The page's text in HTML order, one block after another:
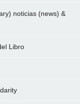
noticias (news) &
Libro